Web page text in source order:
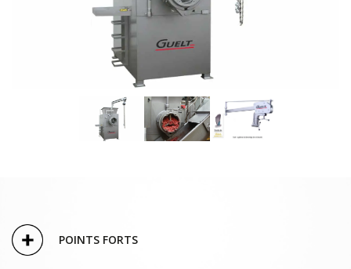
POINTS FORTS